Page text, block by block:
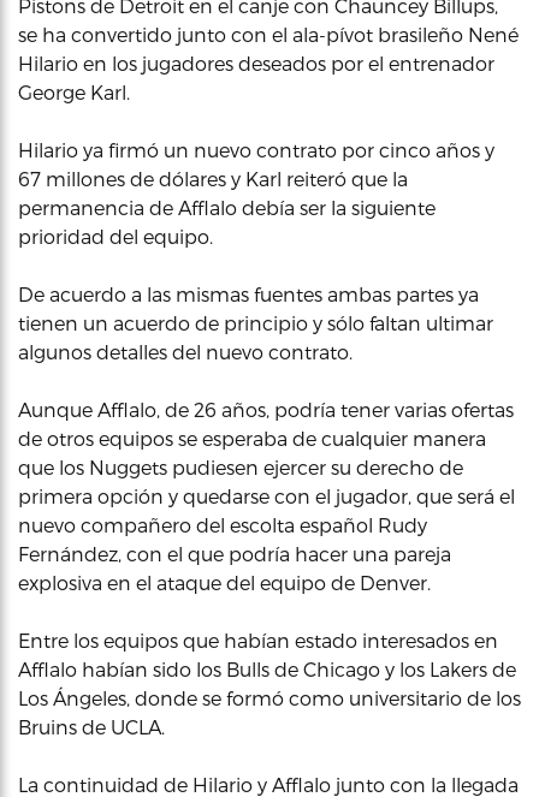
Pistons de Detroit en el canje con Chauncey Billups,
se ha convertido junto con el ala-pívot brasileño Nené
Hilario en los jugadores deseados por el entrenador
George Karl.
Hilario ya firmó un nuevo contrato por cinco años y
67 millones de dólares y Karl reiteró que la
permanencia de Afflalo debía ser la siguiente
prioridad del equipo.
De acuerdo a las mismas fuentes ambas partes ya
tienen un acuerdo de principio y sólo faltan ultimar
algunos detalles del nuevo contrato.
Aunque Afflalo, de 26 años, podría tener varias ofertas
de otros equipos se esperaba de cualquier manera
que los Nuggets pudiesen ejercer su derecho de
primera opción y quedarse con el jugador, que será el
nuevo compañero del escolta español Rudy
Fernández, con el que podría hacer una pareja
explosiva en el ataque del equipo de Denver.
Entre los equipos que habían estado interesados en
Afflalo habían sido los Bulls de Chicago y los Lakers de
Los Ángeles, donde se formó como universitario de los
Bruins de UCLA.
La continuidad de Hilario y Afflalo junto con la llegada